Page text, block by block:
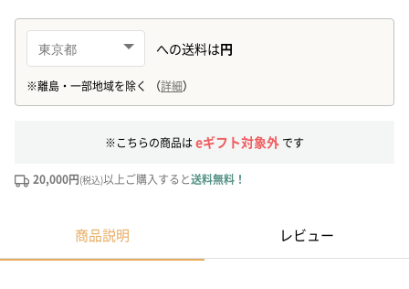
※こちらの商品はeギフト対象外 です
20,000円(税込)以上ご購入すると送料無料！
商品説明 レビュー